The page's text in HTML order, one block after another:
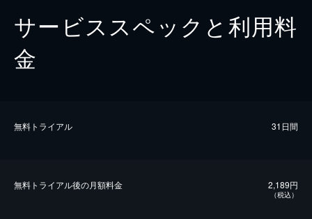
サービススペックと利用料
金
無料トライアル 31日間
無料トライアル後の⽉額料金 2,189円
（税込）